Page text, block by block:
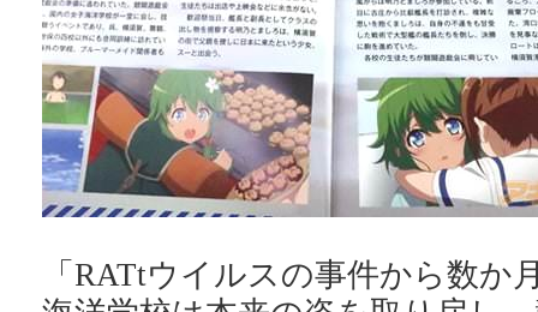
「RATtウイルスの事件から数か